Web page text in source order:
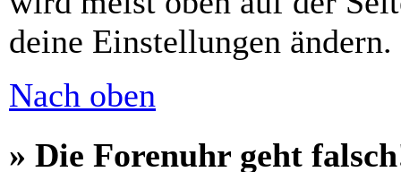
deine Einstellungen ändern.
Nach oben
» Die Forenuhr geht